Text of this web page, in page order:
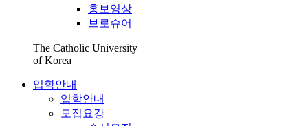
홍보영상
브로슈어
The Catholic University
of Korea
입학안내
입학안내
모집요강